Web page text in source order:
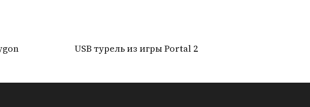
USB турель из игры Portal 2